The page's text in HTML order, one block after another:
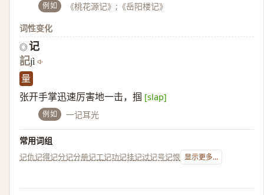
例如
《桃花源记》;《岳阳楼记》
词性变化
◎ 记
記jì
量
张开手掌迅速厉害地一击，掴 [slap]
例如 一记耳光
常用词组
记仇记得记分记分册记工记功记挂记过记号记恨 显示更多...